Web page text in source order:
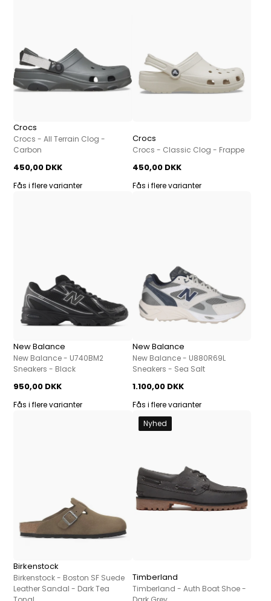
Crocs
Crocs - All Terrain Clog -
Carbon
450,00 DKK
Fås i flere varianter
Crocs
Crocs - Classic Clog - Frappe
450,00 DKK
Fås i flere varianter
New Balance
New Balance - U740BM2
Sneakers - Black
950,00 DKK
Fås i flere varianter
New Balance
New Balance - U880R69L
Sneakers - Sea Salt
1.100,00 DKK
Fås i flere varianter
Birkenstock
Birkenstock - Boston SF Suede
Leather Sandal - Dark Tea
Nyhed
Timberland
Timberland - Auth Boat Shoe -